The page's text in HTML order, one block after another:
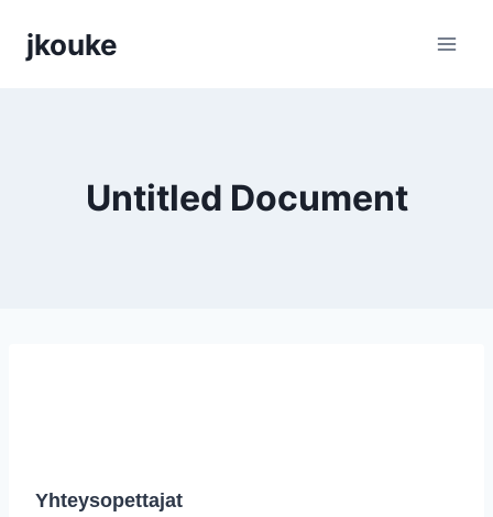
sisältöön
jkouke
Untitled Document
Yhteysopettajat